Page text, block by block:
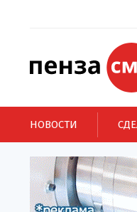
НОВОСТИ